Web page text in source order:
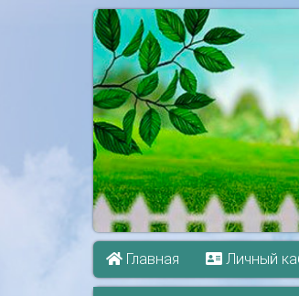
Главная Личный